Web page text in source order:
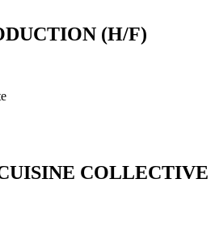
(H/F)
COLLECTIVE